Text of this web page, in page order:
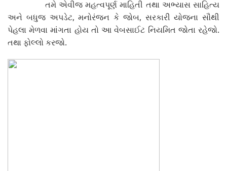
તમે એવીજ મહત્વપૂર્ણ માહિતી તથા અભ્યાસ સાહિત્ય
અને બધુજ અપડેટ, મનોરંજન કે જોબ, સરકારી યોજના સૌથી
પેહલા મેળવા માંગતા હોય તો આ વેબસાઈટ નિયમિત જોતા રહેજો.
તથા ફોલ્લો કરજો.